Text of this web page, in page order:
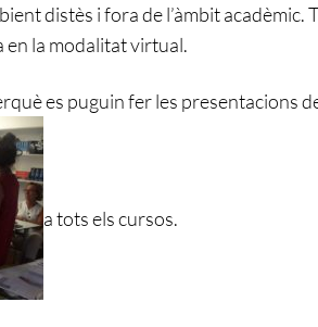
distès i fora de l’àmbit acadèmic.
en la modalitat virtual.
es puguin fer les presentacions
a tots els cursos.